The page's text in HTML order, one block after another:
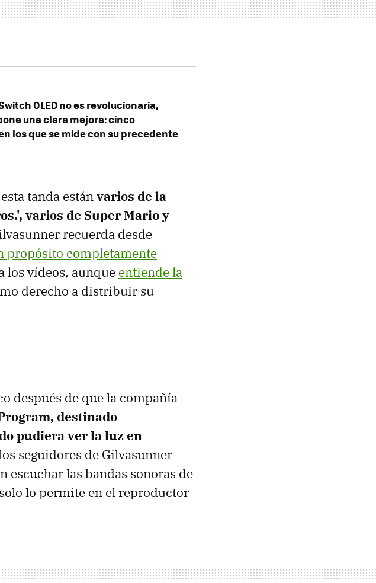
OLED no es revolucionaria,
una clara mejora: cinco
los que se mide con su precedente
tanda estánvarios de la
varios de Super Mario y
recuerda desde
propósito completamente
los vídeos, aunque entiende la
derecho a distribuir su
después de que la compañía
destinado
pudiera ver la luz en
seguidores de Gilvasunner
las bandas sonoras de
lo permite en el reproductor